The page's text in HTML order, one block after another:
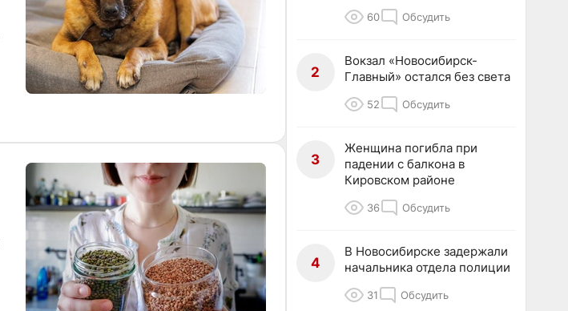
60 Обсудить
2
Вокзал «Новосибирск-
Главный» остался без света
52 Обсудить
3
Женщина погибла при
падении с балкона в
Кировском районе
36 Обсудить
4
В Новосибирске задержали
начальника отдела полиции
31 Обсудить